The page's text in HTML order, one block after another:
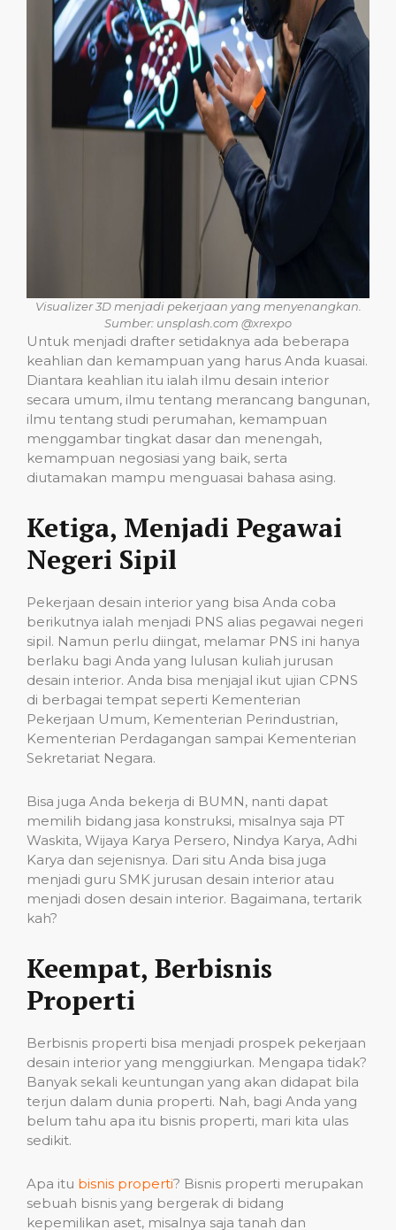
Visualizer 3D menjadi pekerjaan yang menyenangkan.
Sumber: unsplash.com @xrexpo
Untuk menjadi drafter setidaknya ada beberapa
keahlian dan kemampuan yang harus Anda kuasai.
Diantara keahlian itu ialah ilmu desain interior
secara umum, ilmu tentang merancang bangunan,
ilmu tentang studi perumahan, kemampuan
menggambar tingkat dasar dan menengah,
kemampuan negosiasi yang baik, serta
diutamakan mampu menguasai bahasa asing.
Ketiga, Menjadi Pegawai
Negeri Sipil
Pekerjaan desain interior yang bisa Anda coba
berikutnya ialah menjadi PNS alias pegawai negeri
sipil. Namun perlu diingat, melamar PNS ini hanya
berlaku bagi Anda yang lulusan kuliah jurusan
desain interior. Anda bisa menjajal ikut ujian CPNS
di berbagai tempat seperti Kementerian
Pekerjaan Umum, Kementerian Perindustrian,
Kementerian Perdagangan sampai Kementerian
Sekretariat Negara.
Bisa juga Anda bekerja di BUMN, nanti dapat
memilih bidang jasa konstruksi, misalnya saja PT
Waskita, Wijaya Karya Persero, Nindya Karya, Adhi
Karya dan sejenisnya. Dari situ Anda bisa juga
menjadi guru SMK jurusan desain interior atau
menjadi dosen desain interior. Bagaimana, tertarik
kah?
Keempat, Berbisnis
Properti
Berbisnis properti bisa menjadi prospek pekerjaan
desain interior yang menggiurkan. Mengapa tidak?
Banyak sekali keuntungan yang akan didapat bila
terjun dalam dunia properti. Nah, bagi Anda yang
belum tahu apa itu bisnis properti, mari kita ulas
sedikit.
Apa itu bisnis properti? Bisnis properti merupakan
sebuah bisnis yang bergerak di bidang
kepemilikan aset, misalnya saja tanah dan